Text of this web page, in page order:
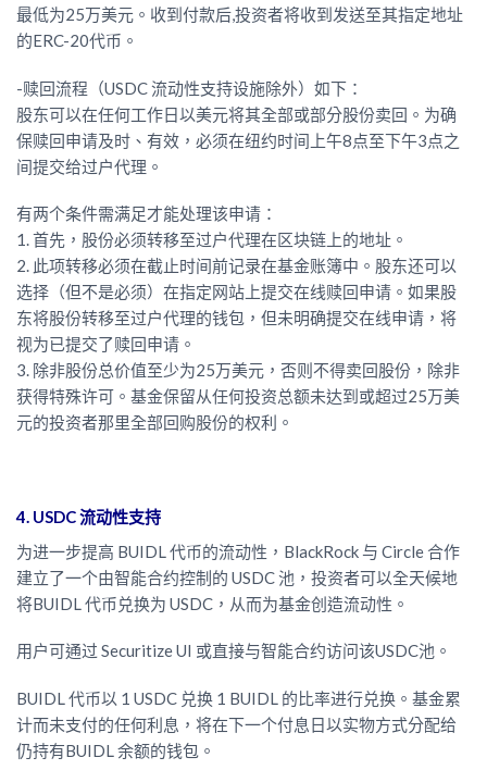
最低为25万美元。收到付款后,投资者将收到发送至其指定地址
的ERC-20代币。
-赎回流程（USDC 流动性支持设施除外）如下：
股东可以在任何工作日以美元将其全部或部分股份卖回。为确
保赎回申请及时、有效，必须在纽约时间上午8点至下午3点之
间提交给过户代理。
有两个条件需满足才能处理该申请：
1. 首先，股份必须转移至过户代理在区块链上的地址。
2. 此项转移必须在截止时间前记录在基金账簿中。股东还可以
选择（但不是必须）在指定网站上提交在线赎回申请。如果股
东将股份转移至过户代理的钱包，但未明确提交在线申请，将
视为已提交了赎回申请。
3. 除非股份总价值至少为25万美元，否则不得卖回股份，除非
获得特殊许可。基金保留从任何投资总额未达到或超过25万美
元的投资者那里全部回购股份的权利。
4. USDC 流动性支持
为进一步提高 BUIDL 代币的流动性，BlackRock 与 Circle 合作
建立了一个由智能合约控制的 USDC 池，投资者可以全天候地
将BUIDL 代币兑换为 USDC，从而为基金创造流动性。
用户可通过 Securitize UI 或直接与智能合约访问该USDC池。
BUIDL 代币以 1 USDC 兑换 1 BUIDL 的比率进行兑换。基金累
计而未支付的任何利息，将在下一个付息日以实物方式分配给
仍持有BUIDL 余额的钱包。